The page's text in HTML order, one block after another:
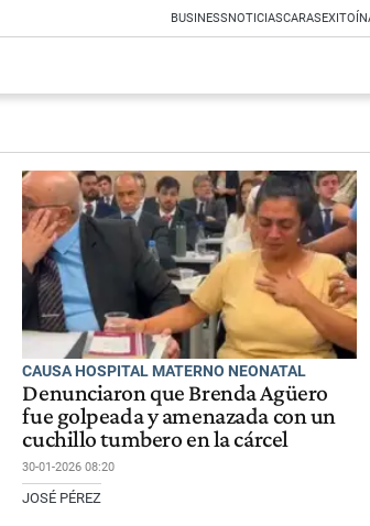
BUSINESSNOTICIASCARAS
CAUSA HOSPITAL MATERNO NEONATAL
Denunciaron que Brenda Agüero
fue golpeada y amenazada con un
cuchillo tumbero en la cárcel
30-01-2026 08:20
JOSÉ PÉREZ